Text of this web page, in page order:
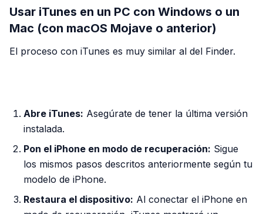
Usar iTunes en un PC con Windows o un
Mac (con macOS Mojave o anterior)
El proceso con iTunes es muy similar al del Finder.
Abre iTunes: Asegúrate de tener la última versión
instalada.
Pon el iPhone en modo de recuperación: Sigue
los mismos pasos descritos anteriormente según tu
modelo de iPhone.
Restaura el dispositivo: Al conectar el iPhone en